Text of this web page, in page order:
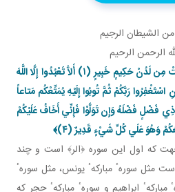
من الشيطان الرجيم
الرحمن الرحيم
مِن لَدُنْ حَكِيمٍ خَبِيرٍ (۱)
أَلاَّ تَعْبُدُوا إِلَّا اللَّهَ
مِنْهُ نَذِيرٌ وَبَشِيرٌ (۲) وَأَنِ اسْتَغْفِرُوا رَبَّكُمْ ثُمَّ تُوبُوا إِلَيْهِ يُمَتِّعْكُم مَتاعاً
فَضْلٍ فَضْلَهُ وَإِن تَوَلَّوْا فَإِنِّي أَخَافُ عَلَيْكُمْ
كه اول اين سوره ﴿الر﴾ است و چند
مثل سورهٴ مباركهٴ يونس، مثل سورهٴ
ابراهيم و سورهٴ مباركهٴ حجر كه